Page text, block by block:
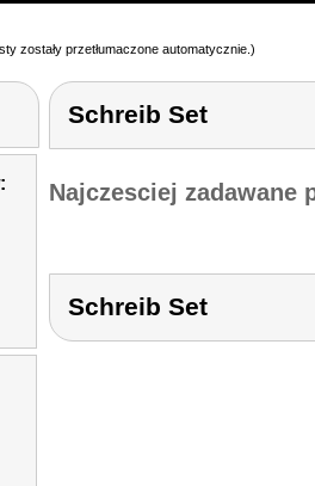
zostały przetłumaczone automatycznie.)
Schreib Set
Najczesciej zadawane
Schreib Set